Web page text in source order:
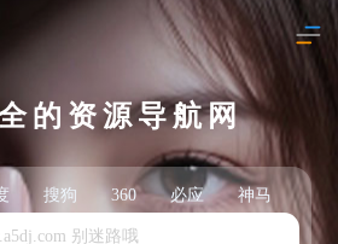
的资源导航网
搜狗 360 必应 神马 头